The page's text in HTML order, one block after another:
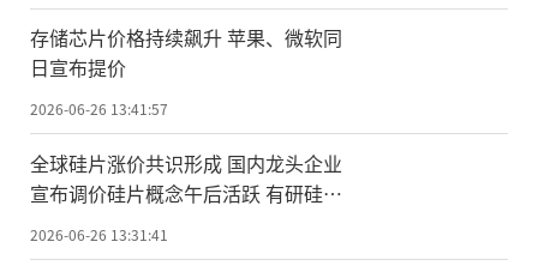
存储芯片价格持续飙升 苹果、微软同
日宣布提价
2026-06-26 13:41:57
全球硅片涨价共识形成 国内龙头企业
宣布调价硅片概念午后活跃 有研硅涨
停
2026-06-26 13:31:41